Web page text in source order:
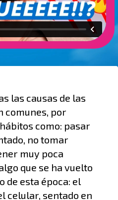
las causas de las
comunes, por
como: pasar
no tomar
muy poca
que se ha vuelto
de esta época: el
celular, sentado en